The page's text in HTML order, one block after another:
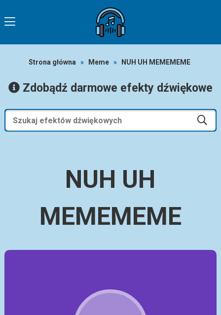
Strona główna » Meme » NUH UH MEMEMEME
Zdobądź darmowe efekty dźwiękowe
NUH UH
MEMEMEME